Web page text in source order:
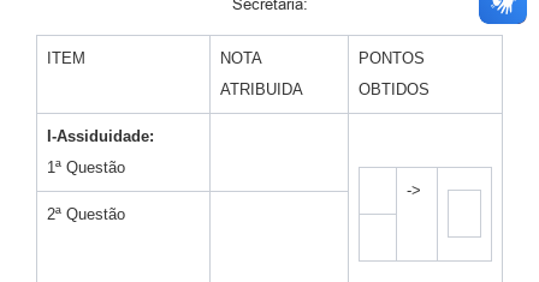
Secretaria:
ITEM
NOTA
ATRIBUIDA
PONTOS
OBTIDOS
I-Assiduidade:
1ª Questão
->
2ª Questão